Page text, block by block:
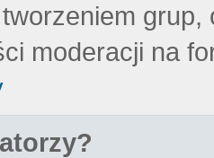
moderacji na